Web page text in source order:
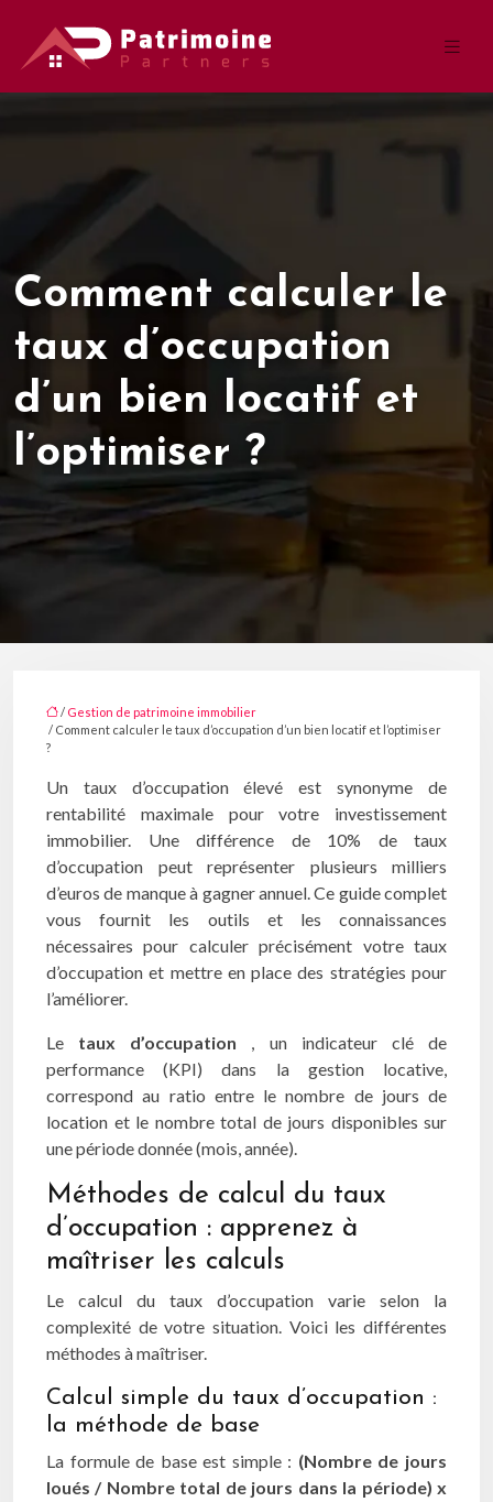
Comment calculer le
taux d’occupation
d’un bien locatif et
l’optimiser ?
/ Gestion de patrimoine immobilier
/ Comment calculer le taux d’occupation d’un bien locatif et l’optimiser
?
Un taux d’occupation élevé est synonyme de
rentabilité maximale pour votre investissement
immobilier. Une différence de 10% de taux
d’occupation peut représenter plusieurs milliers
d’euros de manque à gagner annuel. Ce guide complet
vous fournit les outils et les connaissances
nécessaires pour calculer précisément votre taux
d’occupation et mettre en place des stratégies pour
l’améliorer.
Le taux d’occupation , un indicateur clé de
performance (KPI) dans la gestion locative,
correspond au ratio entre le nombre de jours de
location et le nombre total de jours disponibles sur
une période donnée (mois, année).
Méthodes de calcul du taux
d’occupation : apprenez à
maîtriser les calculs
Le calcul du taux d’occupation varie selon la
complexité de votre situation. Voici les différentes
méthodes à maîtriser.
Calcul simple du taux d’occupation :
la méthode de base
La formule de base est simple : (Nombre de jours
loués / Nombre total de jours dans la période) x